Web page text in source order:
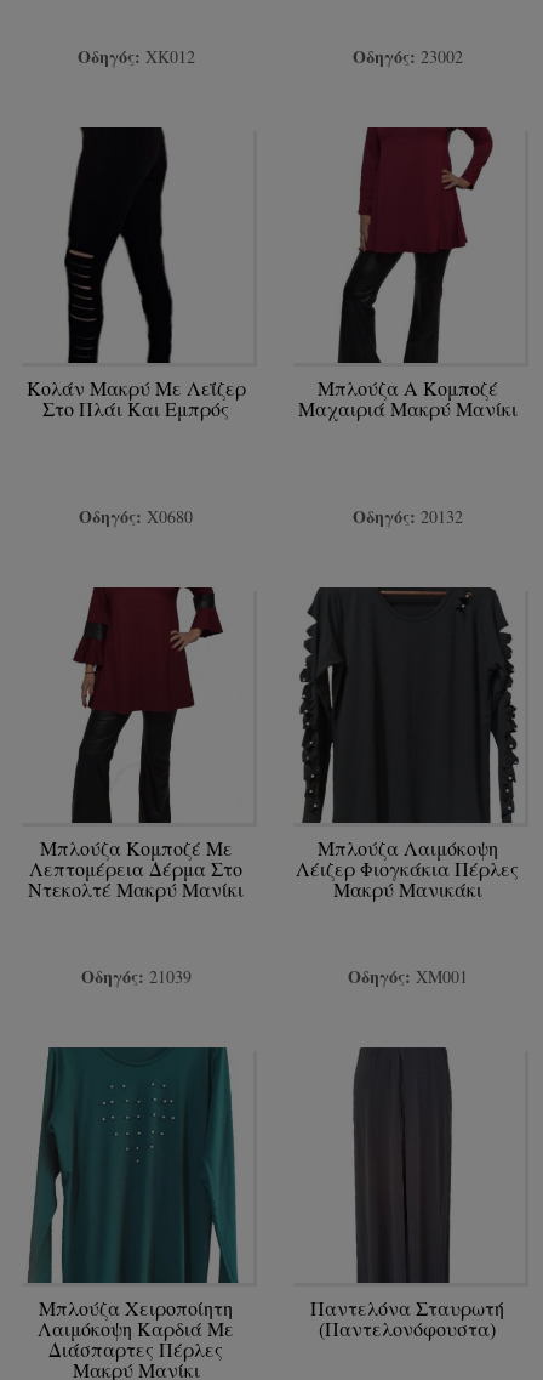
Οδηγός: ΧΚ012 Οδηγός: 23002
Κολάν Μακρύ Με Λεΐζερ
Στο Πλάι Και Εμπρός
Οδηγός: Χ0680
Μπλούζα Α Κομποζέ
Μαχαιριά Μακρύ Μανίκι
Οδηγός: 20132
Μπλούζα Κομποζέ Με
Λεπτομέρεια Δέρμα Στο
Ντεκολτέ Μακρύ Μανίκι
Οδηγός: 21039
Μπλούζα Λαιμόκοψη
Λέιζερ Φιογκάκια Πέρλες
Μακρύ Μανικάκι
Οδηγός: ΧΜ001
Μπλούζα Χειροποίητη
Λαιμόκοψη Καρδιά Με
Διάσπαρτες Πέρλες
Μακρύ Μανίκι
Παντελόνα Σταυρωτή
(Παντελονόφουστα)